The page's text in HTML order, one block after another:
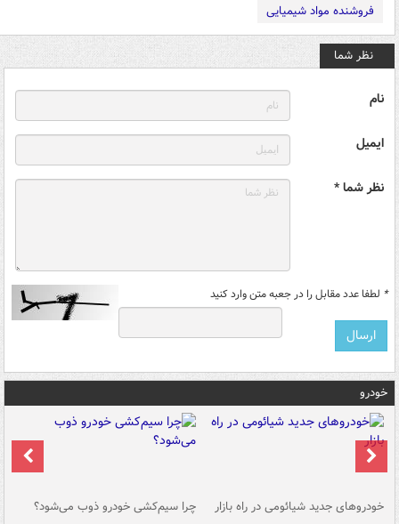
فروشنده مواد شیمیایی
نظر شما
نام
ایمیل
نظر شما *
* لطفا عدد مقابل را در جعبه متن وارد کنید
خودرو
خودروهای جدید شیائومی در راه بازار چرا سیم‌کشی خودرو ذوب می‌شود؟